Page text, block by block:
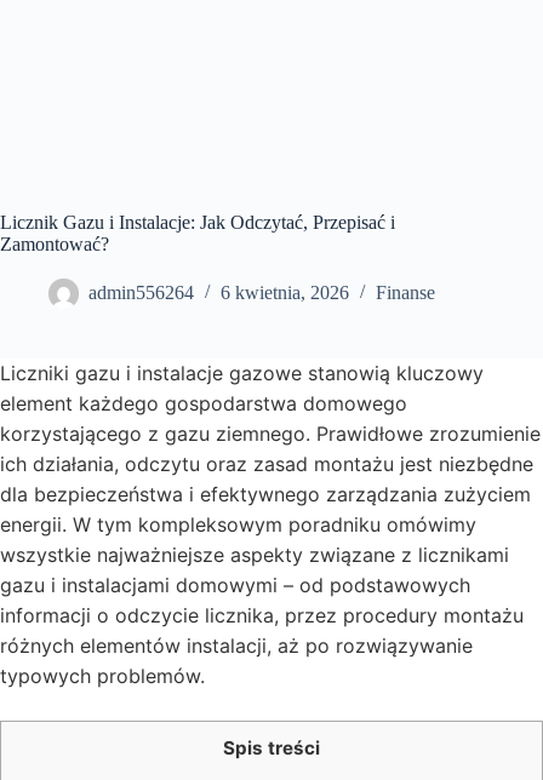
Licznik Gazu i Instalacje: Jak Odczytać, Przepisać i
Zamontować?
admin556264 6 kwietnia, 2026 Finanse
Liczniki gazu i instalacje gazowe stanowią kluczowy
element każdego gospodarstwa domowego
korzystającego z gazu ziemnego. Prawidłowe zrozumienie
ich działania, odczytu oraz zasad montażu jest niezbędne
dla bezpieczeństwa i efektywnego zarządzania zużyciem
energii. W tym kompleksowym poradniku omówimy
wszystkie najważniejsze aspekty związane z licznikami
gazu i instalacjami domowymi – od podstawowych
informacji o odczycie licznika, przez procedury montażu
różnych elementów instalacji, aż po rozwiązywanie
typowych problemów.
Spis treści